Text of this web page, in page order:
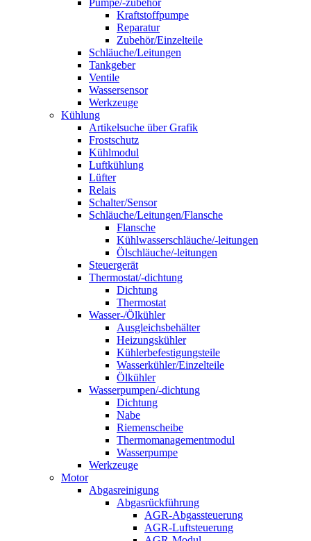
Pumpe/-zubehör
Kraftstoffpumpe
Reparatur
Zubehör/Einzelteile
Schläuche/Leitungen
Tankgeber
Ventile
Wassersensor
Werkzeuge
Kühlung
Artikelsuche über Grafik
Frostschutz
Kühlmodul
Luftkühlung
Lüfter
Relais
Schalter/Sensor
Schläuche/Leitungen/Flansche
Flansche
Kühlwasserschläuche/-leitungen
Ölschläuche/-leitungen
Steuergerät
Thermostat/-dichtung
Dichtung
Thermostat
Wasser-/Ölkühler
Ausgleichsbehälter
Heizungskühler
Kühlerbefestigungsteile
Wasserkühler/Einzelteile
Ölkühler
Wasserpumpen/-dichtung
Dichtung
Nabe
Riemenscheibe
Thermomanagementmodul
Wasserpumpe
Werkzeuge
Motor
Abgasreinigung
Abgasrückführung
AGR-Abgassteuerung
AGR-Luftsteuerung